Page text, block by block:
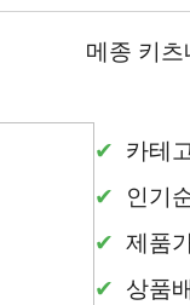
메종 키
카테
인기
제품
상품